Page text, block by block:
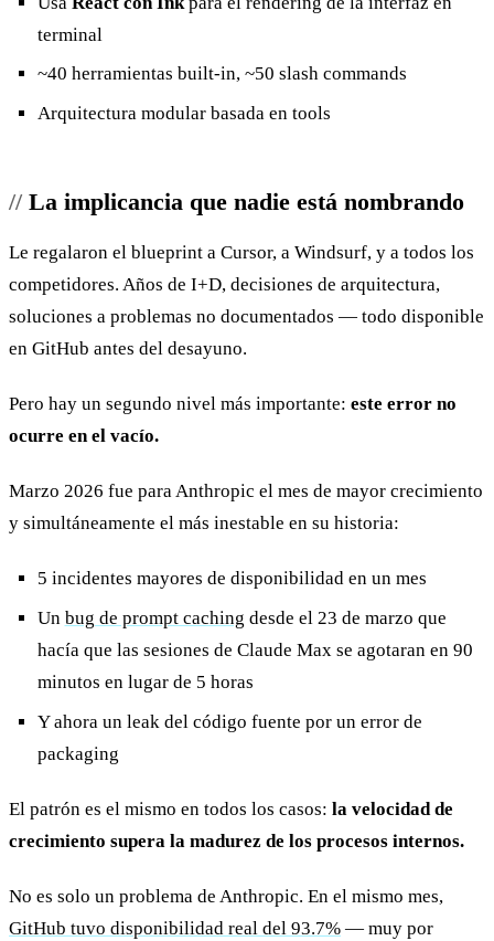
terminal
~40 herramientas built-in, ~50 slash commands
Arquitectura modular basada en tools
La implicancia que nadie está nombrando
Le regalaron el blueprint a Cursor, a Windsurf, y a todos los
competidores. Años de I+D, decisiones de arquitectura,
soluciones a problemas no documentados — todo disponible
en GitHub antes del desayuno.
Pero hay un segundo nivel más importante: este error no
ocurre en el vacío.
Marzo 2026 fue para Anthropic el mes de mayor crecimiento
y simultáneamente el más inestable en su historia:
5 incidentes mayores de disponibilidad en un mes
Un bug de prompt caching desde el 23 de marzo que
hacía que las sesiones de Claude Max se agotaran en 90
minutos en lugar de 5 horas
Y ahora un leak del código fuente por un error de
packaging
El patrón es el mismo en todos los casos: la velocidad de
crecimiento supera la madurez de los procesos internos.
No es solo un problema de Anthropic. En el mismo mes,
GitHub tuvo disponibilidad real del 93.7% — muy por